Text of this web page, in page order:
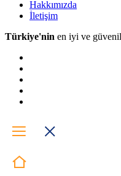
Hakkımızda
İletişim
Türkiye'nin en iyi ve